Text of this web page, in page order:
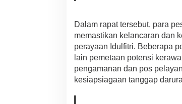
i
e
r
g
i
Dalam rapat tersebut, para
memastikan kelancaran dan
perayaan Idulfitri. Beberapa
lain pemetaan potensi
pengamanan dan pos
kesiapsiagaan tanggap